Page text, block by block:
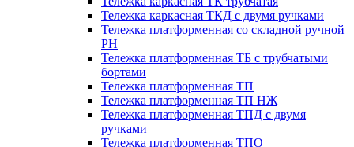
Тележка каркасная ТКД с двумя ручками
Тележка платформенная со складной ручной
PH
Тележка платформенная ТБ с трубчатыми
бортами
Тележка платформенная ТП
Тележка платформенная ТП НЖ
Тележка платформенная ТПД с двумя
ручками
Тележка платформенная ТПО